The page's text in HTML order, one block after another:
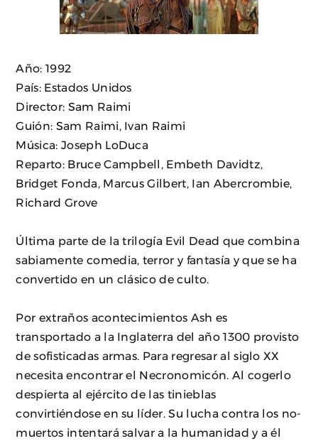
Año: 1992
País: Estados Unidos
Director: Sam Raimi
Guión: Sam Raimi, Ivan Raimi
Música: Joseph LoDuca
Reparto: Bruce Campbell, Embeth Davidtz,
Bridget Fonda, Marcus Gilbert, Ian Abercrombie,
Richard Grove
Última parte de la trilogía Evil Dead que combina
sabiamente comedia, terror y fantasía y que se ha
convertido en un clásico de culto.
Por extraños acontecimientos Ash es
transportado a la Inglaterra del año 1300 provisto
de sofisticadas armas. Para regresar al siglo XX
necesita encontrar el Necronomicón. Al cogerlo
despierta al ejército de las tinieblas
convirtiéndose en su líder. Su lucha contra los no-
muertos intentará salvar a la humanidad y a él